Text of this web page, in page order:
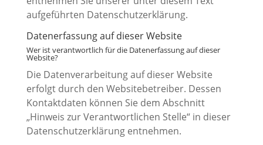
aufgeführten Datenschutzerklärung.
Datenerfassung auf dieser Website
Wer ist verantwortlich für die Datenerfassung auf dieser
Website?
Die Datenverarbeitung auf dieser Website
erfolgt durch den Websitebetreiber. Dessen
Kontaktdaten können Sie dem Abschnitt
„Hinweis zur Verantwortlichen Stelle“ in dieser
Datenschutzerklärung entnehmen.